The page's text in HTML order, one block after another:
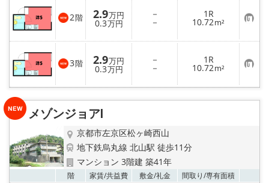
2階 2.9万円
0.3万円
－
－
1R
10.72m² お
気
に
入
り
登
録
3階 2.9万円
0.3万円
－
－
1R
10.72m² お
気
に
り
メゾンジョアⅠ
京都市左京区松ヶ崎西山
地下鉄烏丸線 北山駅 徒歩11分
マンション 3階建 築41年
階 家賃/共益費 敷金/礼金 間取り/専有面積